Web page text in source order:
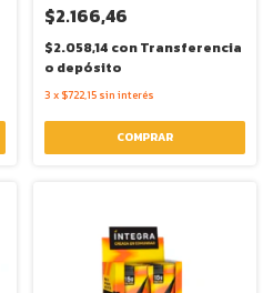
$2.166,46
$2.058,14 conTransferencia
o depósito
3 x $722,15 sin interés